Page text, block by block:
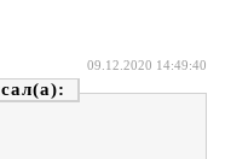
09.12.2020 14:49:40